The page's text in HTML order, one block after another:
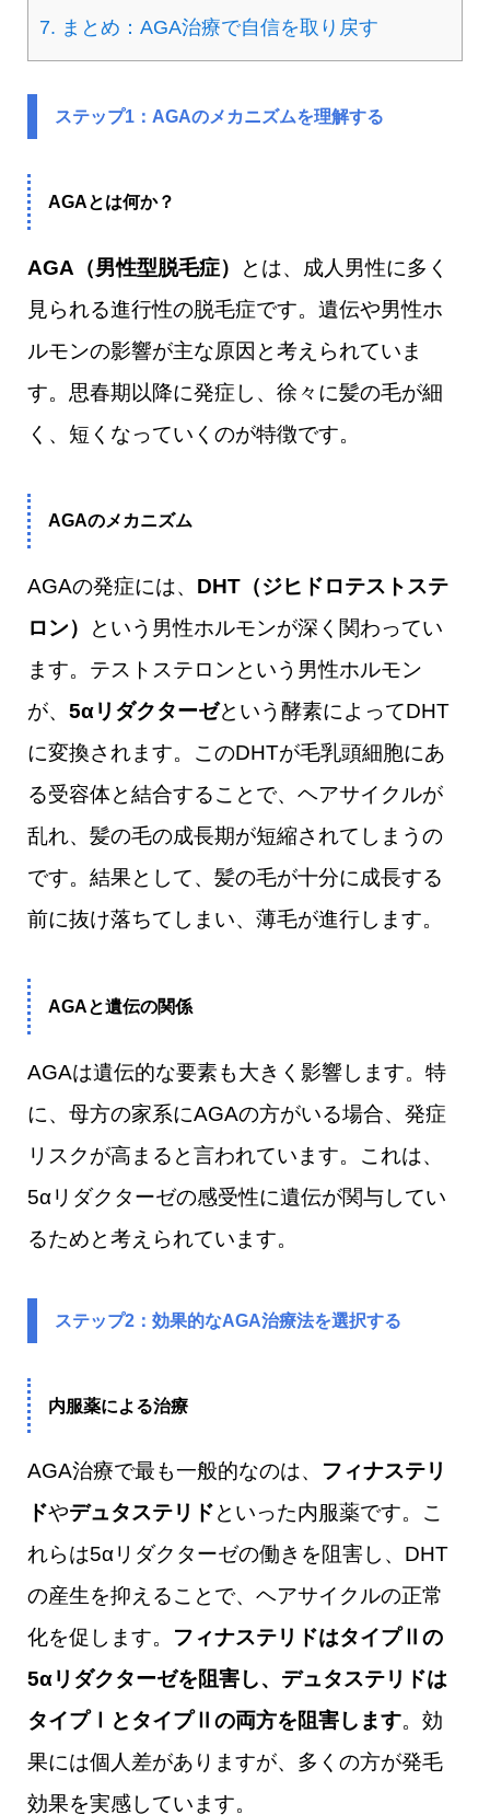
7. まとめ：AGA治療で自信を取り戻す
ステップ1：AGAのメカニズムを理解する
AGAとは何か？
AGA（男性型脱毛症）
とは、成人男性に多く
見られる進行性の脱毛症です。遺伝や男性ホ
ルモンの影響が主な原因と考えられていま
す。思春期以降に発症し、徐々に髪の毛が細
く、短くなっていくのが特徴です。
AGAのメカニズム
AGAの発症には、 DHT（ジヒドロテストステ
ロン）
という男性ホルモンが深く関わってい
ます。テストステロンという男性ホルモン
が、 5αリダクターゼという酵素によってDHT
に変換されます。このDHTが毛乳頭細胞にあ
る受容体と結合することで、ヘアサイクルが
乱れ、髪の毛の成長期が短縮されてしまうの
です。結果として、髪の毛が十分に成長する
前に抜け落ちてしまい、薄毛が進行します。
AGAと遺伝の関係
AGAは遺伝的な要素も大きく影響します。特
に、母方の家系にAGAの方がいる場合、発症
リスクが高まると言われています。これは、
5αリダクターゼの感受性に遺伝が関与してい
るためと考えられています。
ステップ2：効果的なAGA治療法を選択する
内服薬による治療
AGA治療で最も一般的なのは、 フィナステリ
ドやデュタステリドといった内服薬です。こ
れらは5αリダクターゼの働きを阻害し、DHT
の産生を抑えることで、ヘアサイクルの正常
化を促します。 フィナステリドはタイプⅡの
5αリダクターゼを阻害し、デュタステリドは
タイプⅠとタイプⅡの両方を阻害します。効
果には個人差がありますが、多くの方が発毛
効果を実感しています。